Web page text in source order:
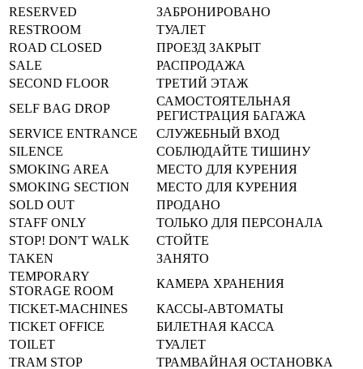
RESERVED
ЗАБРОНИРОВАНО
RESTROOM
ТУАЛЕТ
ROAD CLOSED
ПРОЕЗД ЗАКРЫТ
SALE
РАСПРОДАЖА
SECOND FLOOR
ТРЕТИЙ ЭТАЖ
SELF BAG DROP
САМОСТОЯТЕЛЬНАЯ
РЕГИСТРАЦИЯ БАГАЖА
SERVICE ENTRANCE
СЛУЖЕБНЫЙ ВХОД
SILENCE
СОБЛЮДАЙТЕ ТИШИНУ
SMOKING AREA
МЕСТО ДЛЯ КУРЕНИЯ
SMOKING SECTION
МЕСТО ДЛЯ КУРЕНИЯ
SOLD OUT
ПРОДАНО
STAFF ONLY
ТОЛЬКО ДЛЯ ПЕРСОНАЛА
STOP! DON'T WALK
СТОЙТЕ
TAKEN
ЗАНЯТО
TEMPORARY
STORAGE ROOM
КАМЕРА ХРАНЕНИЯ
TICKET-MACHINES
КАССЫ-АВТОМАТЫ
TICKET OFFICE
БИЛЕТНАЯ КАССА
TOILET
ТУАЛЕТ
TRAM STOP
ТРАМВАЙНАЯ ОСТАНОВКА